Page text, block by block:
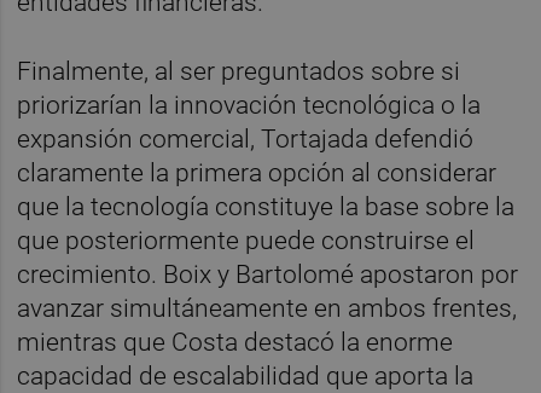
Finalmente, al ser preguntados sobre si
priorizarían la innovación tecnológica o la
expansión comercial, Tortajada defendió
claramente la primera opción al considerar
que la tecnología constituye la base sobre la
que posteriormente puede construirse el
crecimiento. Boix y Bartolomé apostaron por
avanzar simultáneamente en ambos frentes,
mientras que Costa destacó la enorme
capacidad de escalabilidad que aporta la